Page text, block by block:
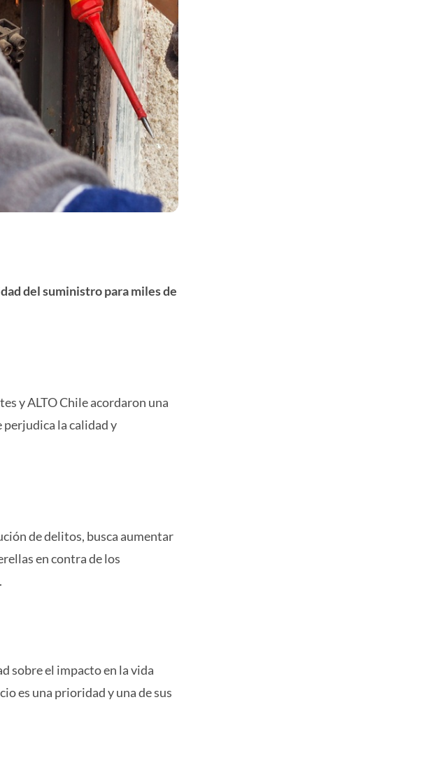
del suministro para miles de
y ALTO Chile acordaron una
la calidad y
de delitos, busca aumentar
en contra de los
sobre el impacto en la vida
es una prioridad y una de sus